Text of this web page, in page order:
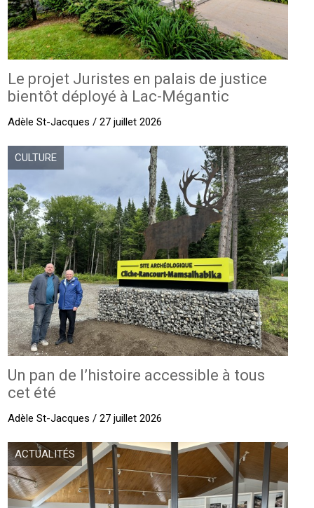
Le projet Juristes en palais de justice
bientôt déployé à Lac-Mégantic
Adèle St-Jacques / 27 juillet 2026
CULTURE
Un pan de l’histoire accessible à tous
cet été
Adèle St-Jacques / 27 juillet 2026
ACTUALITÉS